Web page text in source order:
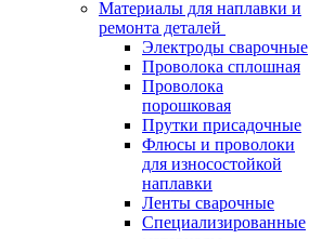
Материалы для наплавки и
ремонта деталей
Электроды сварочные
Проволока сплошная
Проволока
порошковая
Прутки присадочные
Флюсы и проволоки
для износостойкой
наплавки
Ленты сварочные
Специализированные